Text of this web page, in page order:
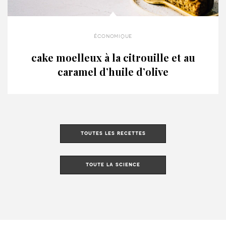
économique
cake moelleux à la citrouille et au
caramel d’huile d’olive
toutes les recettes
toute la science